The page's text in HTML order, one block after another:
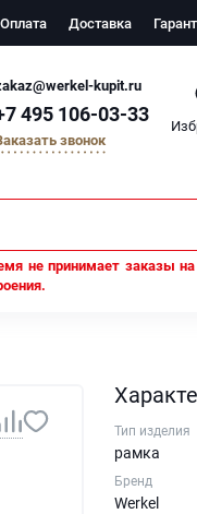
Оплата Доставка
kupit.ru
495 106-03-33
звонок
не принимает заказы на
Тип изделия
рамка
Бренд
Werkel